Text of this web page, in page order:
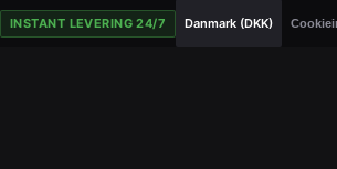
INSTANT LEVERING 24/7 Danmark (DKK)